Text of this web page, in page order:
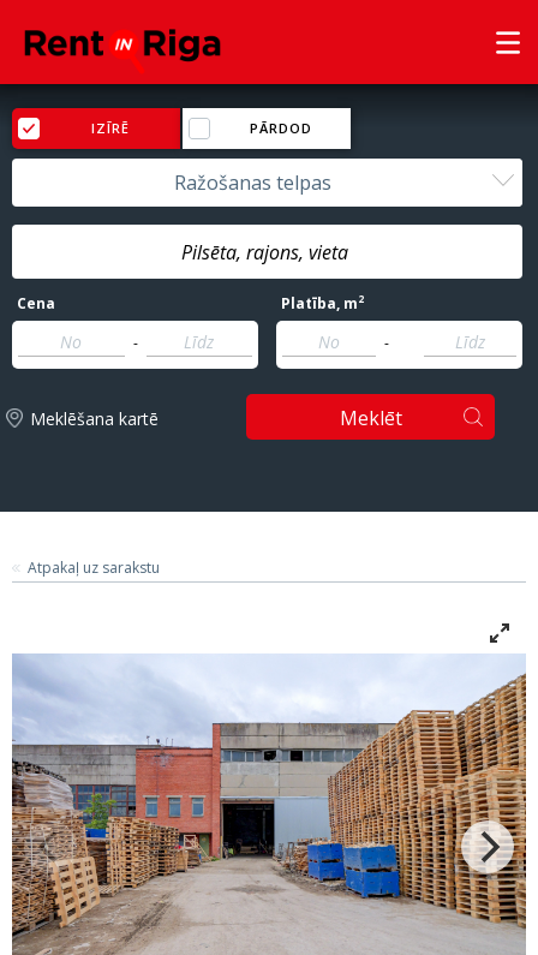
IZĪRĒ PĀRDOD
Ražošanas telpas
Cena
-
Platība, m2
-
Meklēšana kartē Meklēt
Atpakaļ uz sarakstu